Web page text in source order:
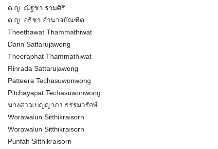
ด.ญ. ณัฐชา รามศิริ
ด.ญ. อธิชา อำนาจบัณฑิต
Theethawat Thammathiwat
Darin Sattarujawong
Theeraphat Thammathiwat
Rinrada Sattarujawong
Patteera Techasuwonwong
Pitchayapat Techasuwonwong
นางสาวเบญญาภา ธรรมารักษ์
Worawalun Sitthikraisorn
Worawalun Sitthikraisorn
Punfah Sitthikraisorn